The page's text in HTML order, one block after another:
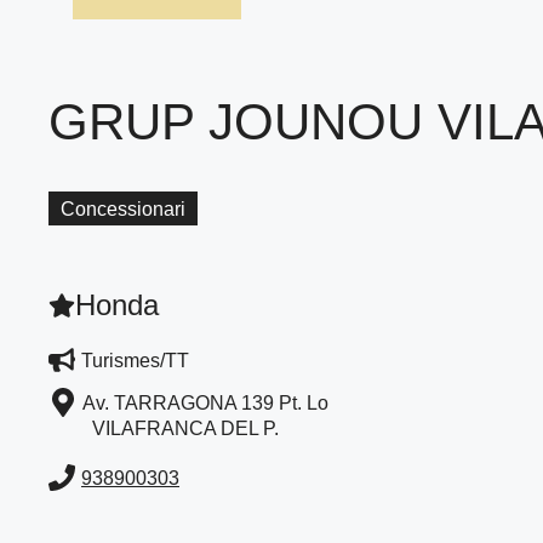
GRUP JOUNOU
Concessionari
Honda
Turismes/TT
Av. TARRAGONA 139 Pt. Lo
VILAFRANCA DEL P.
938900303